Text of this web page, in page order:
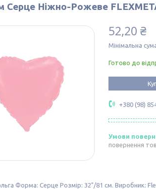
Серце Ніжно-Рожеве
52,20 ₴
Мінімальна
Готово до
+380 (98)
повернення
Форма: Серце Розмір: 32"/81 см. Виробник: